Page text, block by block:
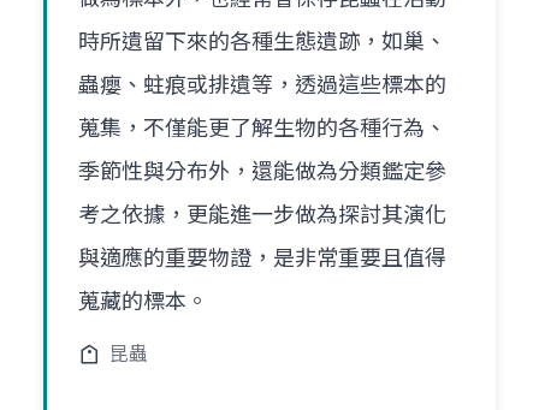
時所遺留下來的各種生態遺跡，如巢、
蟲癭、蛀痕或排遺等，透過這些標本的
蒐集，不僅能更了解生物的各種行為、
季節性與分布外，還能做為分類鑑定參
考之依據，更能進一步做為探討其演化
與適應的重要物證，是非常重要且值得
蒐藏的標本。
昆蟲